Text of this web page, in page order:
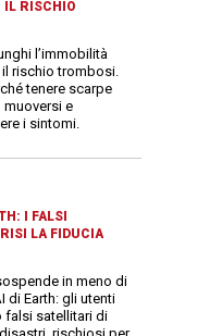
IL RISCHIO
l’immobilità
il rischio trombosi.
tenere scarpe
e
i sintomi.
I FALSI
LA FIDUCIA
in meno di
di Earth: gli utenti
falsi satellitari di